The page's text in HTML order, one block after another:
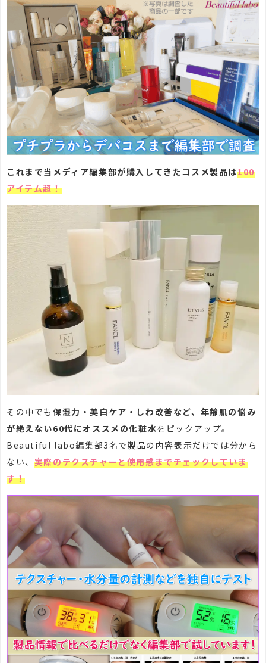
これまで当メディア編集部が購入してきたコスメ製品は100
アイテム超！
その中でも 保湿力・美白ケア・しわ改善など、年齢肌の悩み
が絶えない60代にオススメの化粧水をピックアップ。
Beautiful labo編集部3名で製品の内容表示だけでは分から
ない、 実際のテクスチャーと使用感までチェックしていま
す！